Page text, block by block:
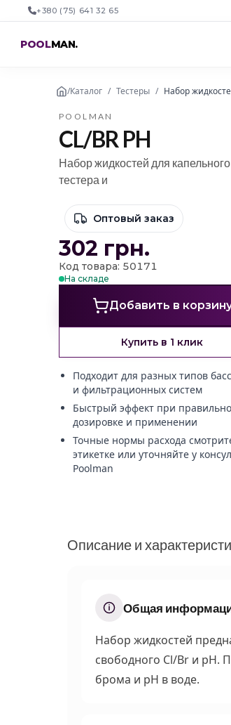
+380 (75) 641 32 65
POOLMAN.
/Каталог / Тестеры / Набор
POOLMAN
CL/BR PH
Набор жидкостей для капельного
тестера и
Оптовый заказ
302 грн.
Код товара: 50171
На складе
Добавить в
Купить в 1 клик
Подходит для разных типов
и фильтрационных систем
Быстрый эффект при
дозировке и применении
Точные нормы расхода
этикетке или уточняйте у
Poolman
Описание и
Общая
Набор жидкостей
свободного Cl/Br и pH.
брома и pH в воде.